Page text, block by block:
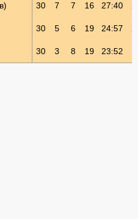
30 7 7 16 27:40
30 5 6 19 24:57
30 3 8 19 23:52